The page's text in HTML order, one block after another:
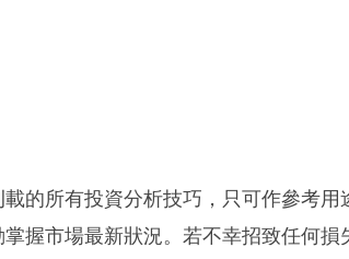
的所有投資分析技巧，只可作參考
握市場最新狀況。若不幸招致任何